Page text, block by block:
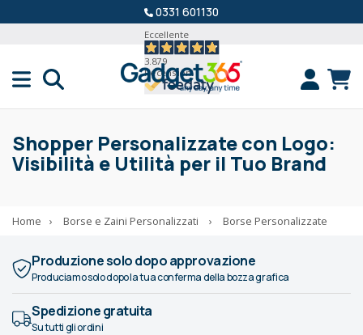
0331 601130
Eccellente
3.879
Recensioni
Shopper Personalizzate con Logo:
Visibilità e Utilità per il Tuo Brand
Home › Borse e Zaini Personalizzati › Borse Personalizzate
Produzione solo dopo approvazione
Produciamo solo dopo la tua conferma della bozza grafica
Spedizione gratuita
Su tutti gli ordini